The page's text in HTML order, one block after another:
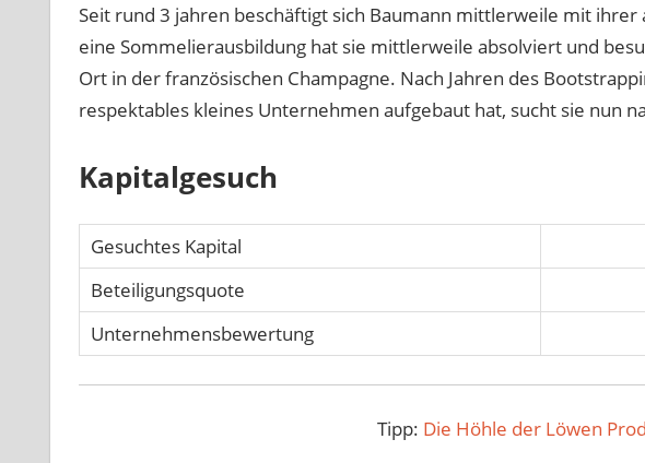
Seit rund 3 jahren beschäftigt sich Baumann mittlerweile mit ihrer
eine Sommelierausbildung hat sie mittlerweile absolviert und
Ort in der französischen Champagne. Nach Jahren des
respektables kleines Unternehmen aufgebaut hat, sucht sie nun
Kapitalgesuch
Gesuchtes Kapital
Beteiligungsquote
Unternehmensbewertung
Tipp: Die Höhle der Löwen